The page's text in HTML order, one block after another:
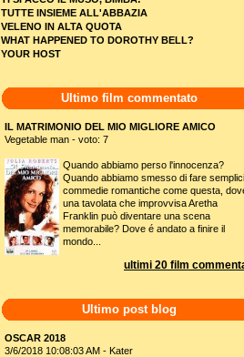
TUTTE INSIEME ALL'ABBAZIA
VELENO IN ALTA QUOTA
WHAT HAPPENED TO DOROTHY BELL?
YOUR HOST
Ultimo film commentato
IL MATRIMONIO DEL MIO MIGLIORE AMICO
Vegetable man - voto: 7
Quando abbiamo perso l'innocenza?
Quando abbiamo smesso di fare semplici
commedie romantiche come questa,
una tavolata che improvvisa Aretha
Franklin può diventare una scena
memorabile? Dove é andato a finire il
mondo...
ultimi 20 film
Ultimo post blog
OSCAR 2018
3/6/2018 10:08:03 AM - Kater